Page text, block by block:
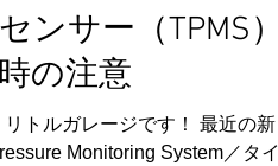
したコンセプトモデルは、整
「この先来るトレンド」を知
。 🔧 注目ポイント②：電動化
や“オフロードEV”など、幅広い
、Mitsubishiがオフロード仕様
ンサー（TPMS）
の注意
トルガレージです！ 最近の新
Monitoring System／タイ